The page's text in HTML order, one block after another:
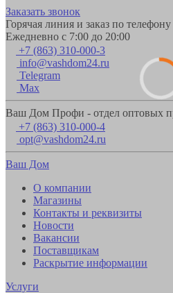
Заказать звонок
Горячая линия и заказ по телефону
Ежедневно с 7:00 до 20:00
+7 (863) 310-000-3
info@vashdom24.ru
Telegram
Max
Ваш Дом Профи - отдел оптовых
+7 (863) 310-000-4
opt@vashdom24.ru
Ваш Дом
О компании
Магазины
Контакты и реквизиты
Новости
Вакансии
Поставщикам
Раскрытие информации
Услуги